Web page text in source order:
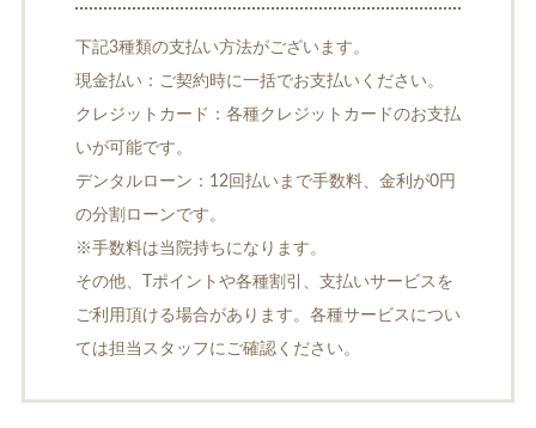
補綴治療
下記3種類の支払い方法がございます。
現金払い：ご契約時に一括でお支払いください。
クレジットカード：各種クレジットカードのお支払
いが可能です。
デンタルローン：12回払いまで手数料、金利が0円
の分割ローンです。
※手数料は当院持ちになります。
その他、Tポイントや各種割引、支払いサービスを
ご利用頂ける場合があります。各種サービスについ
ては担当スタッフにご確認ください。